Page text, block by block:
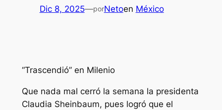
Dic 8, 2025—porNetoen México
“Trascendió” en Milenio
Que nada mal cerró la semana la presidenta
Claudia Sheinbaum, pues logró que el